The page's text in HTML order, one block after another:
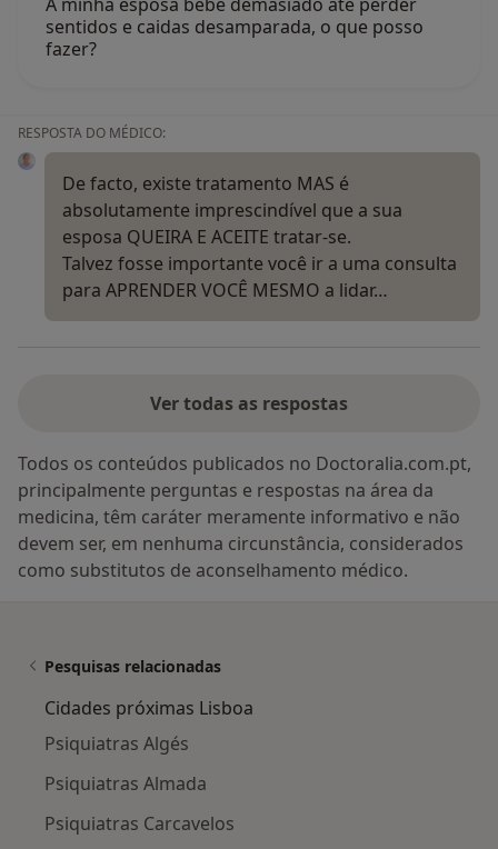
sentidos e caidas desamparada, o que posso
fazer?
RESPOSTA DO MÉDICO:
De facto, existe tratamento MAS é
absolutamente imprescindível que a sua
esposa QUEIRA E ACEITE tratar-se.
Talvez fosse importante você ir a uma consulta
para APRENDER VOCÊ MESMO a lidar…
Ver todas as respostas
Todos os conteúdos publicados no Doctoralia.com.pt,
principalmente perguntas e respostas na área da
medicina, têm caráter meramente informativo e não
devem ser, em nenhuma circunstância, considerados
como substitutos de aconselhamento médico.
Pesquisas relacionadas
Cidades próximas Lisboa
Psiquiatras Algés
Psiquiatras Almada
Psiquiatras Carcavelos